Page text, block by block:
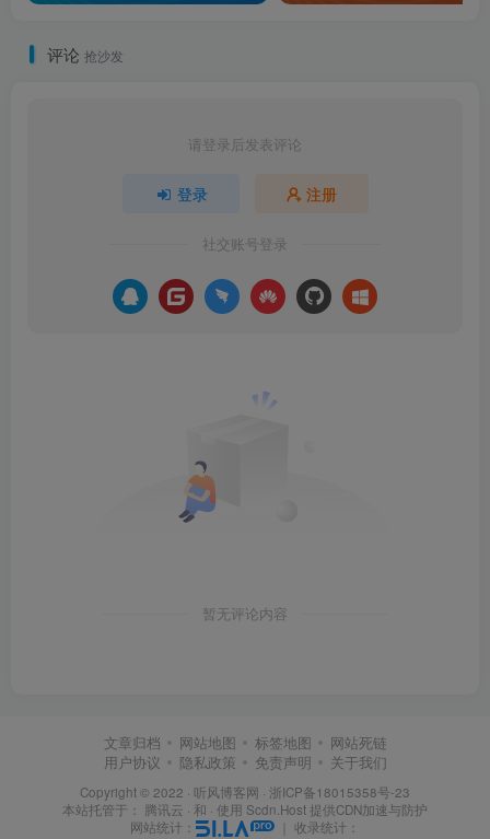
评论 抢沙发
请登录后发表评论
登录 注册
社交账号登录
暂无评论内容
文章归档 网站地图 标签地图
网站死链
用户协议
隐私政策 免责声明 关于我们
Copyright © 2022 · 听风博客网 · 浙ICP备18015358号-23
本站托管于： 腾讯云 · 和 · 使用 Scdn.Host 提供CDN加速与防护
网站统计：
收录统计：